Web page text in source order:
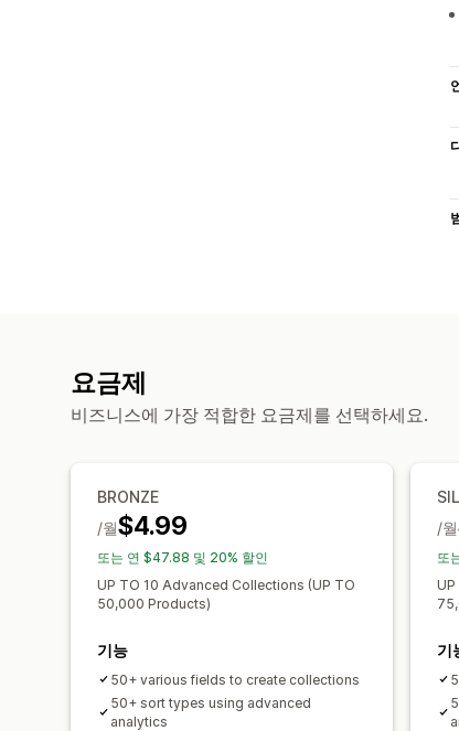
요금제
비즈니스에 가장 적합한 요금제를 선택하세요.
BRONZE
$4.99
/월
또는 연 $47.88 및 20% 할인
UP TO 10 Advanced Collections (UP TO
50,000 Products)
기능
50+ various fields to create collections
50+ sort types using advanced
analytics
/월
또
기